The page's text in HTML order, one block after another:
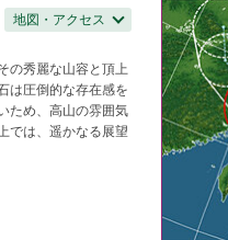
地図・アクセス
の秀麗な山容と頂上
は圧倒的な存在感を
ため、高山の雰囲気
では、遥かなる展望